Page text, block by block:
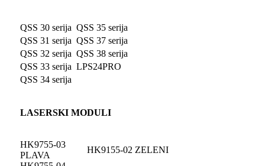
QSS 30 serija QSS 35 serija
QSS 31 serija QSS 37 serija
QSS 32 serija QSS 38 serija
QSS 33 serija LPS24PRO
QSS 34 serija
LASERSKI MODULI
HK9755-03
PLAVA
HK9155-02 ZELENI